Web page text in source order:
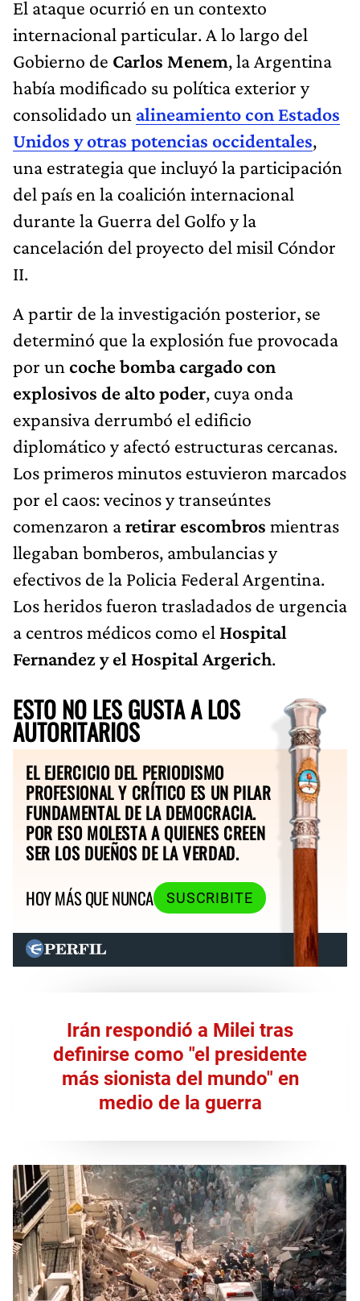
El ataque ocurrió en un contexto
internacional particular. A lo largo del
Gobierno de Carlos Menem, la Argentina
había modificado su política exterior y
consolidado un alineamiento con Estados
Unidos y otras potencias occidentales,
una estrategia que incluyó la participación
del país en la coalición internacional
durante la Guerra del Golfo y la
cancelación del proyecto del misil Cóndor
II.
A partir de la investigación posterior, se
determinó que la explosión fue provocada
por un coche bomba cargado con
explosivos de alto poder, cuya onda
expansiva derrumbó el edificio
diplomático y afectó estructuras cercanas.
Los primeros minutos estuvieron marcados
por el caos: vecinos y transeúntes
comenzaron aretirar escombros mientras
llegaban bomberos, ambulancias y
efectivos de la Policia Federal Argentina.
Los heridos fueron trasladados de urgencia
a centros médicos como el Hospital
Fernandez y el Hospital Argerich.
ESTO NO LES GUSTA A LOS
AUTORITARIOS
EL EJERCICIO DEL PERIODISMO
PROFESIONAL Y CRÍTICO ES UN PILAR
FUNDAMENTAL DE LA DEMOCRACIA.
POR ESO MOLESTA A QUIENES CREEN
SER LOS DUEÑOS DE LA VERDAD.
HOY MÁS QUE NUNCA
SUSCRIBITE
Irán respondió a Milei tras
definirse como "el presidente
más sionista del mundo" en
medio de la guerra